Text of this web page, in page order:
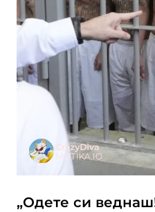
„Одете си